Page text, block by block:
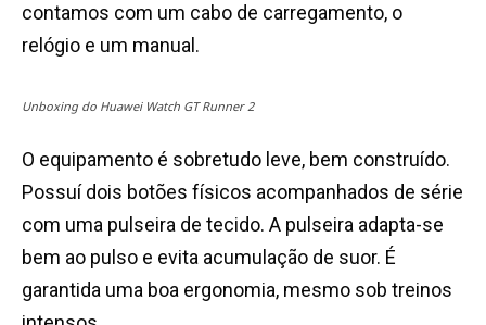
contamos com um cabo de carregamento, o
relógio e um manual.
Unboxing do Huawei Watch GT Runner 2
O equipamento é sobretudo leve, bem construído.
Possuí dois botões físicos acompanhados de série
com uma pulseira de tecido. A pulseira adapta-se
bem ao pulso e evita acumulação de suor. É
garantida uma boa ergonomia, mesmo sob treinos